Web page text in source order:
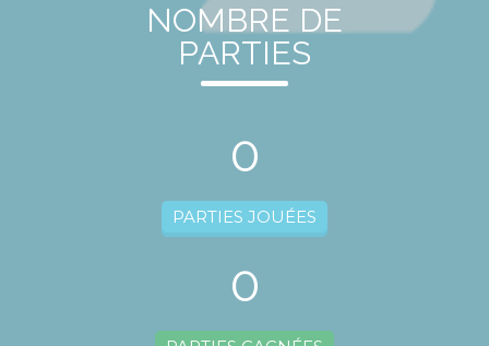
NOMBRE DE
PARTIES
0
PARTIES JOUÉES
0